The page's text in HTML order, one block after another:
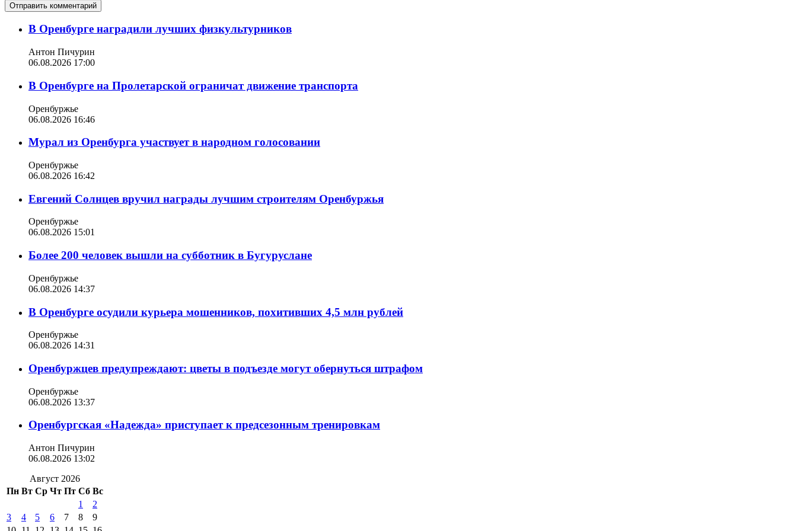
В Оренбурге наградили лучших физкультурников
Антон Пичурин
06.08.2026 17:00
В Оренбурге на Пролетарской ограничат движение транспорта
Оренбуржье
06.08.2026 16:46
Мурал из Оренбурга участвует в народном голосовании
Оренбуржье
06.08.2026 16:42
Евгений Солнцев вручил награды лучшим строителям Оренбуржья
Оренбуржье
06.08.2026 15:01
Более 200 человек вышли на субботник в Бугуруслане
Оренбуржье
06.08.2026 14:37
В Оренбурге осудили курьера мошенников, похитивших 4,5 млн рублей
Оренбуржье
06.08.2026 14:31
Оренбуржцев предупреждают: цветы в подъезде могут обернуться штрафом
Оренбуржье
06.08.2026 13:37
Оренбургская «Надежда» приступает к предсезонным тренировкам
Антон Пичурин
06.08.2026 13:02
Август 2026
Пн Вт Ср Чт Пт Сб Вс
1
2
3
4 5 6 7 8
9